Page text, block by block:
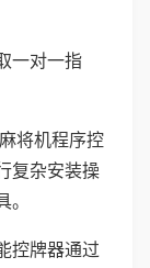
一对一指
将机程序控
复杂安装操
控牌器通过